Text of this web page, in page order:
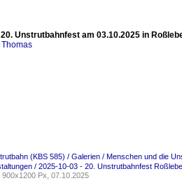
Unstrutbahnfest am 03.10.2025 in
Thomas
(KBS 585) / Galerien / Menschen und die
/ 2025-10-03 - 20. Unstrutbahnfest
900x1200 Px, 07.10.2025